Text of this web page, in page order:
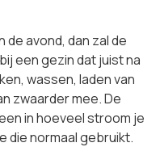
de avond, dan zal de
een gezin dat juist na
wassen, laden van
zwaarder mee. De
in hoeveel stroom je
die normaal gebruikt.